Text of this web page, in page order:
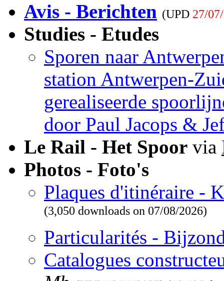
Avis - Berichten (UPD 27/
Studies - Etudes
Sporen naar
station Antwerpen-
gerealiseerde
door Paul Jacops &
Le Rail - Het Spoor via
Photos - Foto's
Plaques d'itinéraire -
(3,050 downloads on 07/08/2026)
Particularités -
Catalogues